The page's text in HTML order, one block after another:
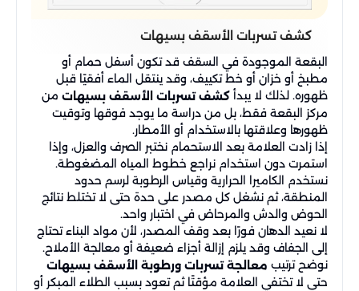
كشف تسربات الأسقف بسيهات
البقعة الموجودة في السقف قد تكون أسفل حمام أو
مطبخ أو خزان أو خط تكييف، وقد ينتقل الماء أفقيًا قبل
ظهوره. لذلك لا يبدأ كشف تسربات الأسقف بسيهات من
مركز البقعة فقط، بل من دراسة ما يوجد فوقها وتوقيت
ظهورها وعلاقتها بالاستخدام أو الأمطار.
إذا زادت العلامة بعد الاستحمام نختبر الصرف والعزل، وإذا
استمرت دون استخدام نراجع خطوط المياه المضغوطة.
نستخدم الكاميرا الحرارية وقياس الرطوبة لرسم حدود
المنطقة، ثم نشغل كل مصدر على حدة حتى لا تختلط نتائج
الحوض والدش والمرحاض في اختبار واحد.
لا نعيد الدهان فورًا بعد وقف المصدر، لأن مواد البناء تحتاج
إلى الجفاف وقد يلزم إزالة أجزاء ضعيفة أو معالجة الأملاح.
نوضح ترتيب معالجة تسربات ورطوبة الأسقف بسيهات
حتى لا تختفي العلامة مؤقتًا ثم تعود بسبب الطلاء المبكر أو